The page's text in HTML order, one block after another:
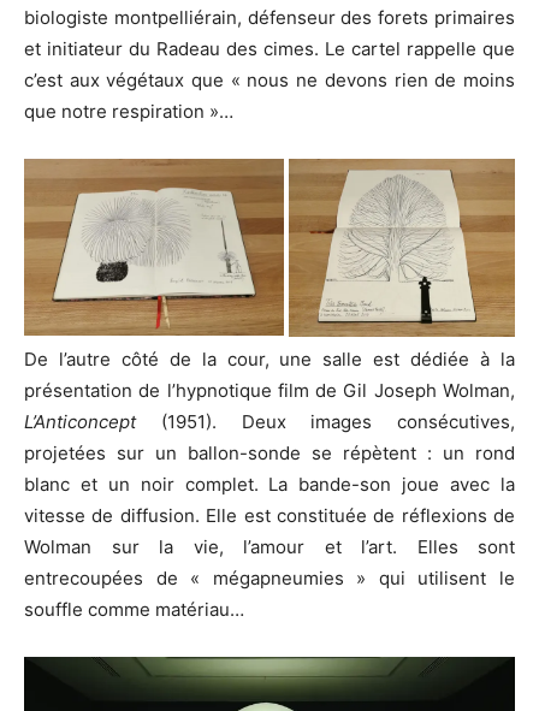
biologiste montpelliérain, défenseur des forets primaires
et initiateur du Radeau des cimes. Le cartel rappelle que
c’est aux végétaux que « nous ne devons rien de moins
que notre respiration »…
De l’autre côté de la cour, une salle est dédiée à la
présentation de l’hypnotique film de Gil Joseph Wolman,
L’Anticoncept(1951). Deux images consécutives,
projetées sur un ballon-sonde se répètent : un rond
blanc et un noir complet. La bande-son joue avec la
vitesse de diffusion. Elle est constituée de réflexions de
Wolman sur la vie, l’amour et l’art. Elles sont
entrecoupées de « mégapneumies » qui utilisent le
souffle comme matériau…